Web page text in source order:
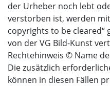
der Urheber noch lebt
verstorben ist, werden
copyrights to be cleared“
von der VG Bild-Kunst
Rechtehinweis © Name
Die zusätzlich
können in diesen Fällen